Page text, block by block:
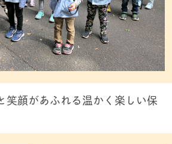
笑顔があふれる温かく楽しい保